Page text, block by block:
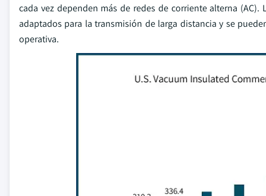
cada vez dependen más de redes de corriente alterna
adaptados para la transmisión de larga distancia y se
operativa.